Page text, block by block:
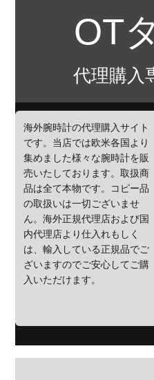
OT
代理購入
海外腕時計の代理購入サイト
です。当店では欧米各国より
集めました様々な腕時計を販
売いたしております。取扱商
品は全て本物です。コピー品
の取扱いは一切ございませ
ん。海外正規代理店および国
内代理店より仕入れもしく
は、輸入している正規品でご
ざいますのでご安心してご購
入いただけます。